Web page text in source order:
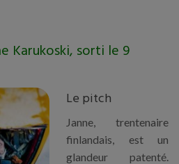
Karukoski, sorti le 9
Le pitch
Janne, trentenaire
finlandais, est un
glandeur patenté.